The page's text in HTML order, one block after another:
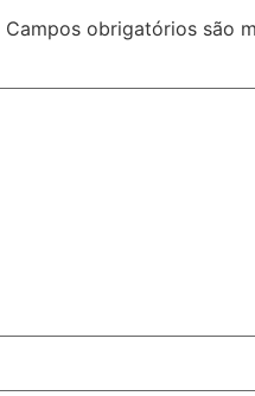
Campos obrigatórios são